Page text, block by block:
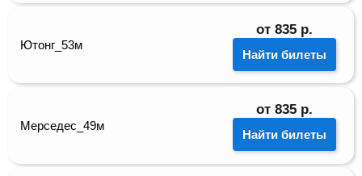
Ютонг_53м
от 835 р.
Найти билеты
Мерседес_49м
от 835 р.
Найти билеты